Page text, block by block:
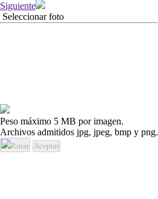
Siguiente
Seleccionar foto
Peso máximo 5 MB por imagen.
Archivos admitidos jpg, jpeg, bmp y png.
Rotar Aceptar